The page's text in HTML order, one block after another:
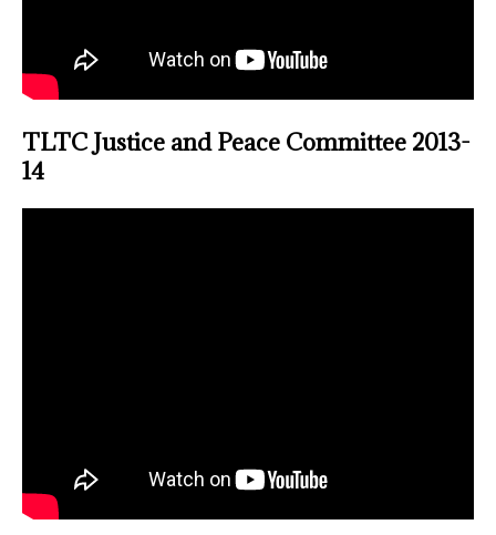
TLTC Justice and Peace Committee 2013-
14